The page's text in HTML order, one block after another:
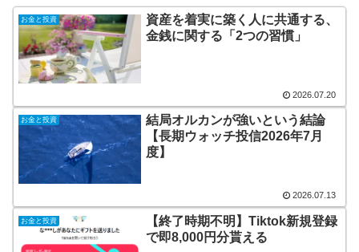
お金と投資
資産を着実に築く人に共通する、
金銭に関する「2つの習慣」
2026.07.20
お金と投資
結局オルカンが強いという結論
【長期ウォッチ投信2026年7月
度】
2026.07.13
お金と投資
【終了時期不明】Tiktok新規登録
で即8,000円分貰える